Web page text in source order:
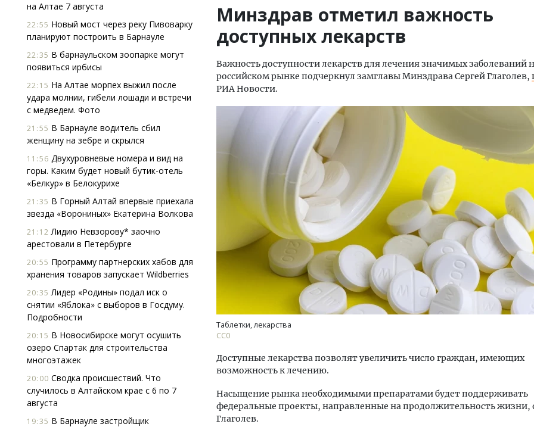
на Алтае 7 августа
22:55 Новый мост через реку Пивоварку
планируют построить в Барнауле
22:35 В барнаульском зоопарке могут
появиться ирбисы
22:15 На Алтае морпех выжил после
удара молнии, гибели лошади и встречи
с медведем. Фото
21:55 В Барнауле водитель сбил
женщину на зебре и скрылся
11:56 Двухуровневые номера и вид на
горы. Каким будет новый бутик-отель
«Белкур» в Белокурихе
21:35 В Горный Алтай впервые приехала
звезда «Ворониных» Екатерина Волкова
21:12 Лидию Невзорову* заочно
арестовали в Петербурге
20:55 Программу партнерских хабов для
хранения товаров запускает Wildberries
20:35 Лидер «Родины» подал иск о
снятии «Яблока» с выборов в Госдуму.
Подробности
20:15 В Новосибирске могут осушить
озеро Спартак для строительства
многоэтажек
20:00 Сводка происшествий. Что
случилось в Алтайском крае с 6 по 7
августа
19:35 В Барнауле застройщик
Минздрав отметил важность
доступных лекарств
Важность доступности лекарств для лечения значимых заболеваний
российском рынке подчеркнул замглавы Минздрава Сергей Глаголев,
РИА Новости.
Таблетки, лекарства
СС0
Доступные лекарства позволят увеличить число граждан, имеющих
возможность к лечению.
Насыщение рынка необходимыми препаратами будет поддерживать
федеральные проекты, направленные на продолжительность жизни,
Глаголев.
Ищем новые берега. Гендиректор
«Жилищной инициативы» Юрий
Гатилов — о том, как девелоперу
штормит
Архитектурный код
земли. Мощение
плитами становится